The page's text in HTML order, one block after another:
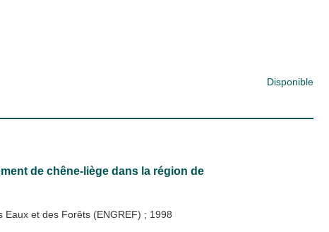
Disponible
de chêne-liège dans la région de
Eaux et des Forêts (ENGREF) ; 1998